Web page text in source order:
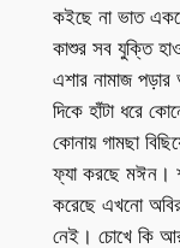
কইছে না ভাত
কাশুর সব যুক্তি
এশার নামাজ
দিকে হাঁটা ধরে
কোনায় গামছা
ফ্যা করছে মঈন।
করেছে এখনো
নেই। চোখে কি